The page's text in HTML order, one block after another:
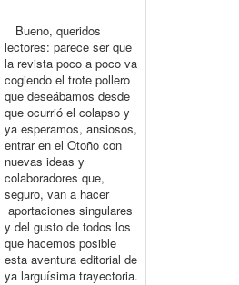
Bueno, queridos
lectores: parece ser que
la revista poco a poco va
cogiendo el trote pollero
que deseábamos desde
que ocurrió el colapso y
ya esperamos, ansiosos,
entrar en el Otoño con
nuevas ideas y
colaboradores que,
seguro, van a hacer
aportaciones singulares
y del gusto de todos los
que hacemos posible
esta aventura editorial de
ya larguísima trayectoria.